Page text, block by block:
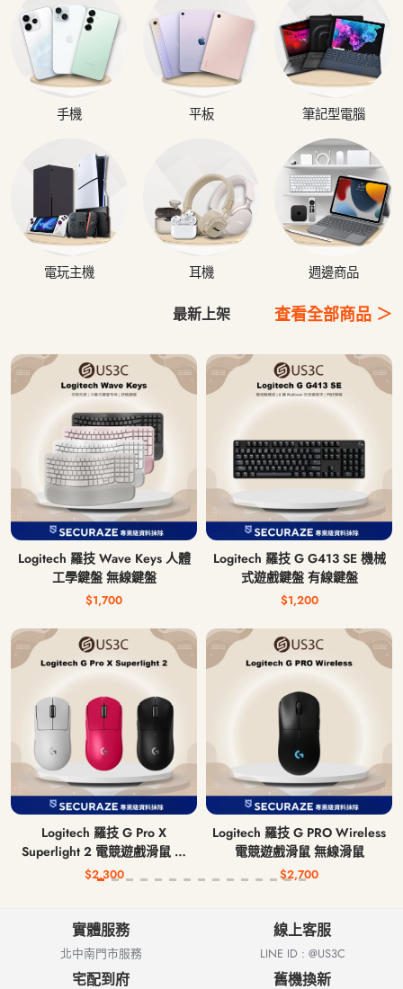
手機 平板 筆記型電腦
電玩主機 耳機 週邊商品
最新上架 查看全部商品 ＞
Logitech 羅技 Wave Keys 人體
工學鍵盤 無線鍵盤
$1,700
Logitech 羅技 G G413 SE 機械
式遊戲鍵盤 有線鍵盤
$1,200
Logitech 羅技 G Pro X
Superlight 2 電競遊戲滑鼠 無
線滑鼠
$2,300
Logitech 羅技 G PRO Wireless
電競遊戲滑鼠 無線滑鼠
$2,700
實體服務
北中南門市服務
線上客服
LINE ID : @US3C
宅配到府 舊機換新